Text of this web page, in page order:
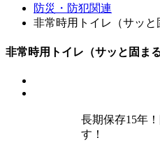
防災・防犯関連
非常時用トイレ（サッと
非常時用トイレ（サッと固まる
長期保存15年
す！